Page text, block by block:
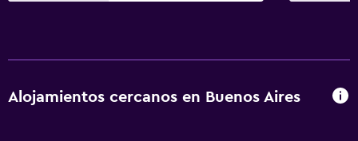
Alojamientos cercanos en Buenos Aires